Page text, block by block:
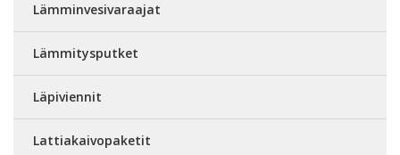
Lämminvesivaraajat
Lämmitysputket
Läpiviennit
Lattiakaivopaketit